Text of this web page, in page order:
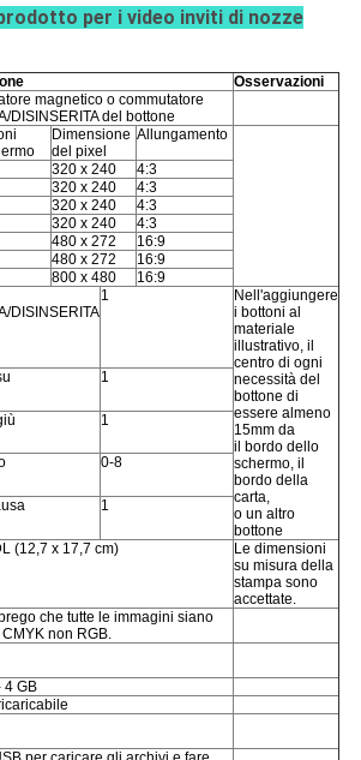
per i video inviti di nozze
Osservazioni
magnetico o commutatore
DISINSERITA del bottone
Dimensione
del pixel
Allungamento
320 x 240
4:3
320 x 240
4:3
320 x 240
4:3
320 x 240
4:3
480 x 272
16:9
480 x 272
16:9
800 x 480 16:9
DISINSERITA
1
Nell'aggiungere
i bottoni al
materiale
illustrativo, il
centro di ogni
necessità del
bottone di
essere almeno
15mm da
il bordo dello
schermo, il
bordo della
carta,
o un altro
bottone
1
1
0-8
1
(12,7 x 17,7 cm)
Le dimensioni
su misura della
stampa sono
accettate.
che tutte le immagini siano
non RGB.
4 GB